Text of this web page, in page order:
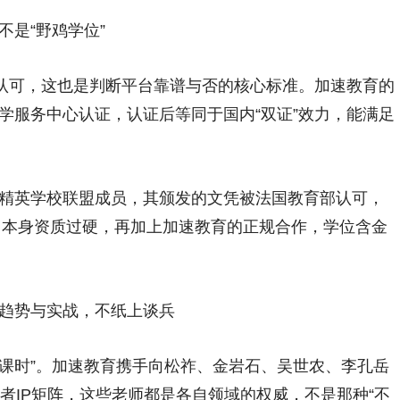
“野鸡学位”
，这也是判断平台靠谱与否的核心标准。加速教育的
务中心认证，认证后等同于国内“双证”效力，能满足
校联盟成员，其颁发的文凭被法国教育部认可，
身资质过硬，再加上加速教育的正规合作，学位含金
与实战，不纸上谈兵
”。加速教育携手向松祚、金岩石、吴世农、李孔岳
IP矩阵，这些老师都是各自领域的权威，不是那种“不